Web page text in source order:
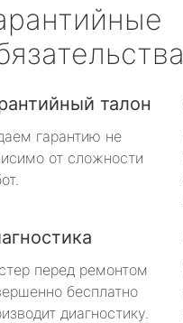
талон
гарантию не
от сложности
перед ремонтом
бесплатно
диагностику.